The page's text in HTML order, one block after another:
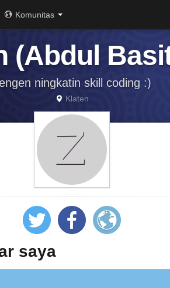
Komunitas
(Abdul
ningkatin skill coding :)
Klaten
saya